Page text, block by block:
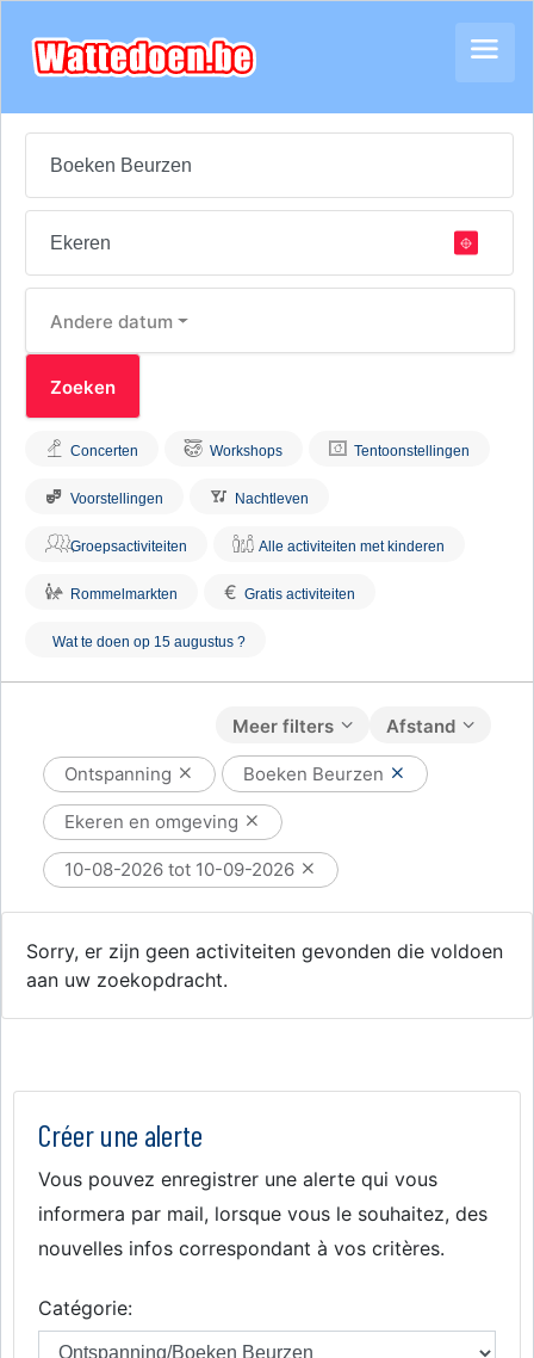
Andere datum
Concerten Workshops Tentoonstellingen
Voorstellingen Nachtleven
Groepsactiviteiten Alle activiteiten met kinderen
Rommelmarkten € Gratis activiteiten
Wat te doen op 15 augustus ?
Afstand
Meer filters
Ontspanning Boeken Beurzen
Ekeren en omgeving
10-08-2026 tot 10-09-2026
Sorry, er zijn geen activiteiten gevonden die voldoen
aan uw zoekopdracht.
Créer une alerte
Vous pouvez enregistrer une alerte qui vous
informera par mail, lorsque vous le souhaitez, des
nouvelles infos correspondant à vos critères.
Catégorie: